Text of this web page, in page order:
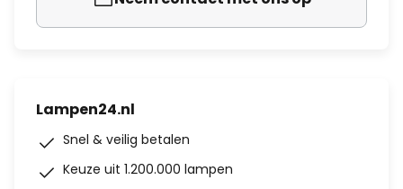
Lampen24.nl
Snel & veilig betalen
Keuze uit 1.200.000 lampen